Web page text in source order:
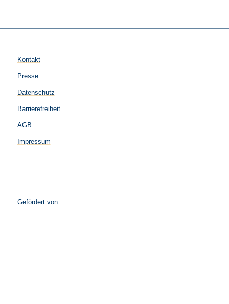
Kontakt
Presse
Datenschutz
Barrierefreiheit
AGB
Impressum
Gefördert von: